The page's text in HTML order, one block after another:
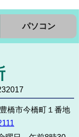
パソコン
橋市今橋町１番地